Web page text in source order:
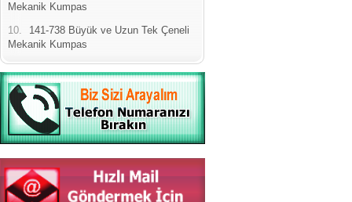
Mekanik Kumpas
10.
141-738 Büyük ve Uzun Tek Çeneli
Mekanik Kumpas